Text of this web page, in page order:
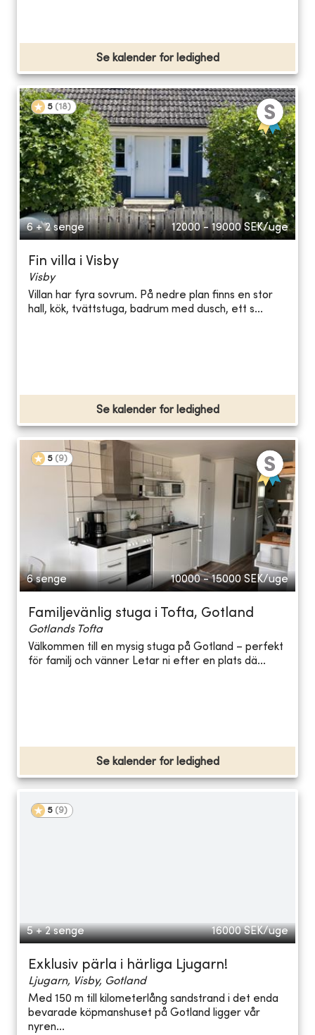
Se kalender for ledighed
5 (18)
6 + 2 senge 12000 - 19000 SEK/uge
Fin villa i Visby
Visby
Villan har fyra sovrum. På nedre plan finns en stor
hall, kök, tvättstuga, badrum med dusch, ett s...
Se kalender for ledighed
5 (9)
6 senge 10000 - 15000 SEK/uge
Familjevänlig stuga i Tofta, Gotland
Gotlands Tofta
Välkommen till en mysig stuga på Gotland – perfekt
för familj och vänner Letar ni efter en plats dä...
Se kalender for ledighed
5 (9)
5 + 2 senge 16000 SEK/uge
Exklusiv pärla i härliga Ljugarn!
Ljugarn, Visby, Gotland
Med 150 m till kilometerlång sandstrand i det enda
bevarade köpmanshuset på Gotland ligger vår
nyren...